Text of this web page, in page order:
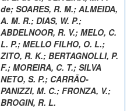
de; SOARES, R. M.; ALMEIDA,
A. M. R.; DIAS, W. P.;
ABDELNOOR, R. V.; MELO, C.
L. P.; MELLO FILHO, O. L.;
ZITO, R. K.; BERTAGNOLLI, P.
F.; MOREIRA, C. T.; SILVA
NETO, S. P.; CARRÃO-
PANIZZI, M. C.; FRONZA, V.;
BROGIN, R. L.